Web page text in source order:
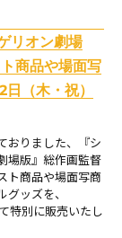
リオン劇場
商品や場面写
（木・祝）
おりました、『シ
場版』総作画監督
ト商品や場面写商
ッズを、
特別に販売いたし
新商品：『シン・